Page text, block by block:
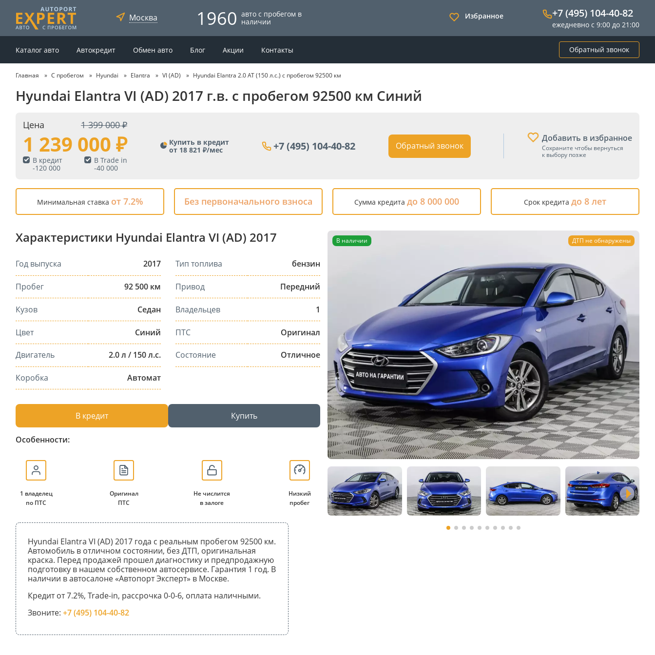
Москва 1960 авто с пробегом в
наличии
Избранное +7 (495) 104-40-82
ежедневно с 9:00 до 21:00
Каталог авто Автокредит Обмен авто Блог Акции Контакты Обратный звонок
Главная С пробегом Hyundai Elantra VI (AD) Hyundai Elantra 2.0 AT (150 л.с.) с пробегом 92500 км
Hyundai Elantra VI (AD) 2017 г.в. с пробегом 92500 км Синий
Цена 1 399 000
1 239 000
В кредит
-120 000
В Trade in
-40 000
Купить в кредит
от 18 821 ₽/мес
+7 (495) 104-40-82 Обратный звонок
Добавить в избранное
Сохраните чтобы вернуться
к выбору позже
Минимальная ставка от 7.2% Без первоначального взноса Сумма кредита до 8 000 000 Срок кредита до 8 лет
Характеристики Hyundai Elantra VI (AD) 2017
Год выпуска 2017
Пробег 92 500 км
Кузов Седан
Цвет Синий
Двигатель 2.0 л / 150 л.с.
Коробка Автомат
Тип топлива бензин
Привод Передний
Владельцев 1
ПТС Оригинал
Состояние Отличное
В кредит Купить
Особенности:
1 владелец
по ПТС
Оригинал
ПТС
Не числится
в залоге
Низкий
пробег
Hyundai Elantra VI (AD) 2017 года с реальным пробегом 92500 км.
Автомобиль в отличном состоянии, без ДТП, оригинальная
краска. Перед продажей прошел диагностику и предпродажную
подготовку в нашем собственном автосервисе. Гарантия 1 год. В
наличии в автосалоне «Автопорт Эксперт» в Москве.
Кредит от 7.2%, Trade-in, рассрочка 0-0-6, оплата наличными.
Звоните: +7 (495) 104-40-82
В наличии ДТП не обнаружены